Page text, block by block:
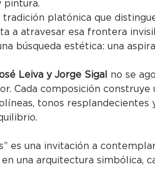
pintura.
tradición platónica que
a atravesar esa frontera
búsqueda estética: una
Leiva y Jorge Sigal
no se
Cada composición
tonos resplandecientes
es una invitación a
una arquitectura simbólica,